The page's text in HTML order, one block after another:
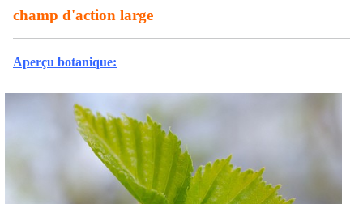
champ d'action large
Aperçu botanique: